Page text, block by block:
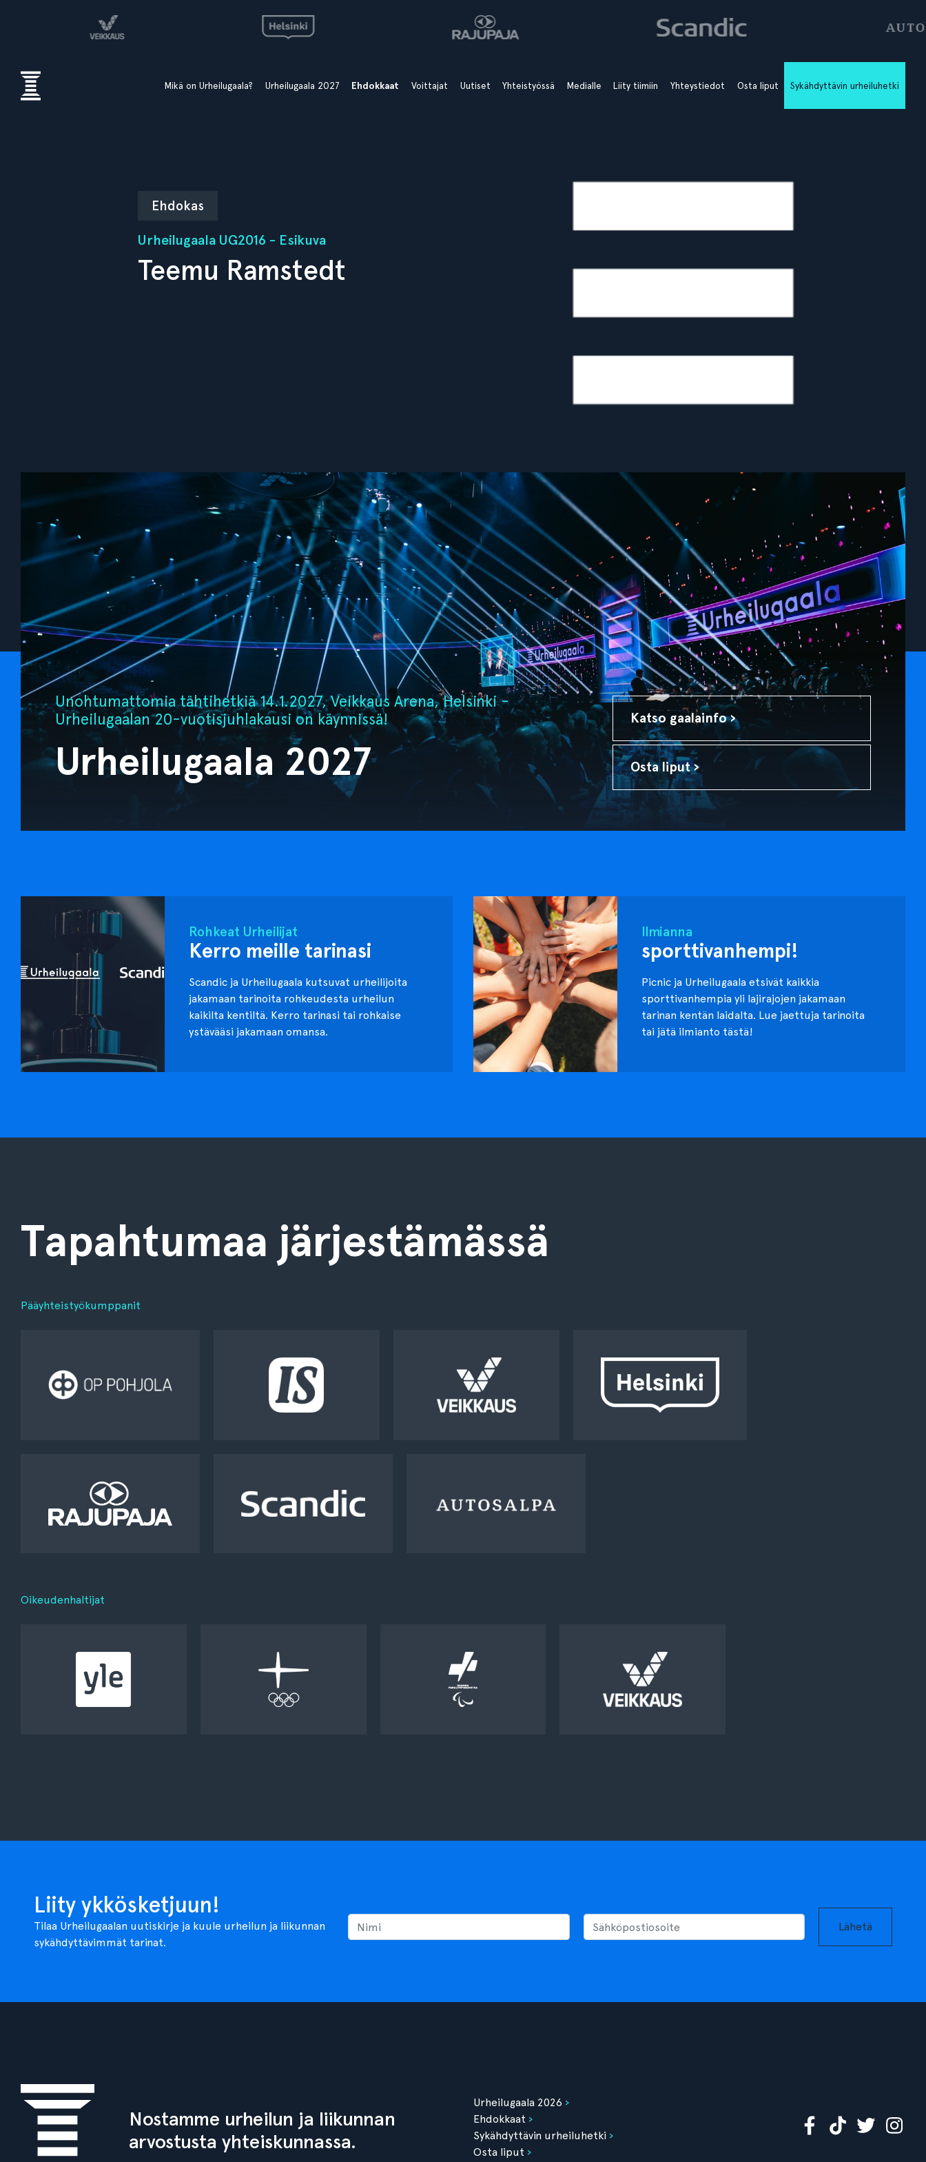
Mikä on Urheilugaala? Urheilugaala 2027 Ehdokkaat Voittajat Uutiset Yhteistyössä Medialle Liity tiimiin Yhteystiedot Osta liput Sykähdyttävin urheiluhetki
Ehdokas
Urheilugaala UG2016 - Esikuva
Teemu Ramstedt
Unohtumattomia tähtihetkiä 14.1.2027, Veikkaus Arena, Helsinki -
Urheilugaalan 20-vuotisjuhlakausi on käynnissä!
Urheilugaala 2027
Katso gaalainfo ›
Osta liput ›
Rohkeat Urheilijat
Kerro meille tarinasi
Scandic ja Urheilugaala kutsuvat urheilijoita
jakamaan tarinoita rohkeudesta urheilun
kaikilta kentiltä. Kerro tarinasi tai rohkaise
ystävääsi jakamaan omansa.
Ilmianna
sporttivanhempi!
Picnic ja Urheilugaala etsivät kaikkia
sporttivanhempia yli lajirajojen jakamaan
tarinan kentän laidalta. Lue jaettuja tarinoita
tai jätä ilmianto tästä!
Tapahtumaa järjestämässä
Pääyhteistyökumppanit
Oikeudenhaltijat
Liity ykkösketjuun!
Tilaa Urheilugaalan uutiskirje ja kuule urheilun ja liikunnan
sykähdyttävimmät tarinat.
Lähetä
Nostamme urheilun ja liikunnan
arvostusta yhteiskunnassa.
Urheilugaala 2026
Ehdokkaat
Sykähdyttävin urheiluhetki
Osta liput